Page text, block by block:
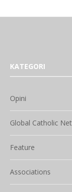
KATEGORI
Opini
Global Catholic
Feature
Associations